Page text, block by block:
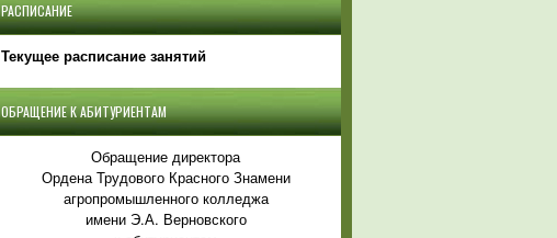
РАСПИСАНИЕ
Текущее расписание занятий
ОБРАЩЕНИЕ К АБИТУРИЕНТАМ
Обращение директора
Ордена Трудового Красного Знамени
агропромышленного колледжа
имени Э.А. Верновского